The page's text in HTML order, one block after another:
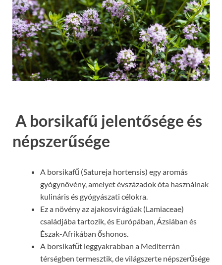
A borsikafű jelentősége és
népszerűsége
A borsikafű (Satureja hortensis) egy aromás
gyógynövény, amelyet évszázadok óta használnak
kulináris és gyógyászati célokra.
Ez a növény az ajakosvirágúak (Lamiaceae)
családjába tartozik, és Európában, Ázsiában és
Észak-Afrikában őshonos.
A borsikafűt leggyakrabban a Mediterrán
térségben termesztik, de világszerte népszerűsége